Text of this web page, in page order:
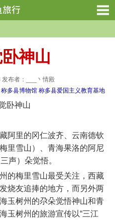
神山
布者：___丶情殿
称多县博物馆 称多县爱国主义教育基地
里的冈仁波齐、云南德钦
里雪山）、青海果洛的阿尼
声）朵觉悟。
梅里雪山最受关注，西藏
烧友追捧的地方，而另外两
玉树州的尕朵觉悟神山和青
玉树州的旅游宣传以“三江